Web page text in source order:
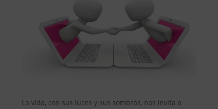
La vida, con sus luces y sus sombras, nos invita a